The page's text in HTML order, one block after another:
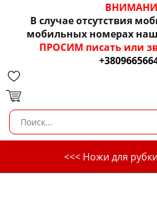
В случае отсутствия
мобильных номерах
ПРОСИМ писать или
<<< Ножи для